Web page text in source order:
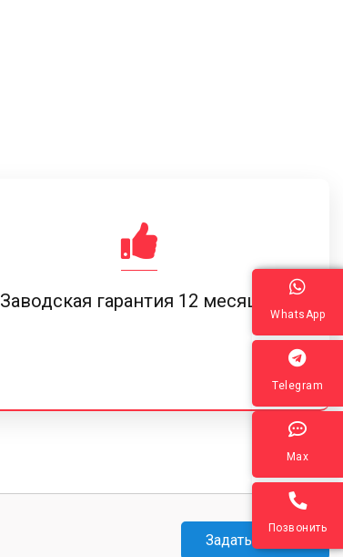
WhatsApp
Telegram
Max
Позвонить
Заводская гарантия 12 месяцев
Задать вопрос